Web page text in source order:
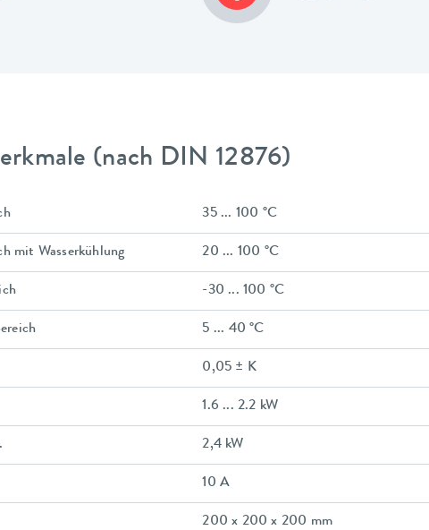
(nach DIN 12876)
35 ... 100 °C
mit Wasserkühlung 20 ... 100 °C
-30 ... 100 °C
5 ... 40 °C
0,05 ± K
1.6 ... 2.2 kW
2,4 kW
10 A
200 x 200 x 200 mm